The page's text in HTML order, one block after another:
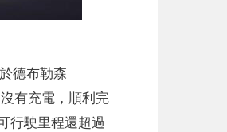
德布勒森
有充電，順利完
行駛里程還超過